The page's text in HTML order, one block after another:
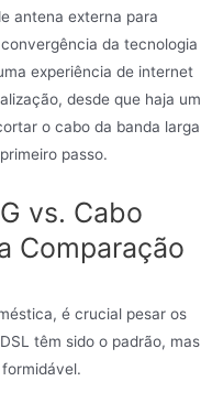
antena externa para
da tecnologia
experiência de internet
desde que haja um
o cabo da banda larga
passo.
vs. Cabo
Comparação
é crucial pesar os
têm sido o padrão, mas